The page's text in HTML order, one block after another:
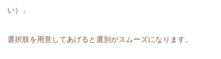
い）」
選択肢を用意してあげると選別がスムーズになります。